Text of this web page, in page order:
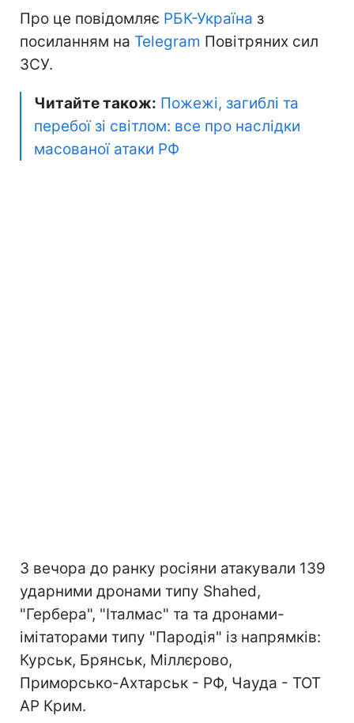
Про це повідомляє РБК-Україна з
посиланням на Telegram Повітряних сил
ЗСУ.
Читайте також: Пожежі, загиблі та
перебої зі світлом: все про наслідки
масованої атаки РФ
З вечора до ранку росіяни атакували 139
ударними дронами типу Shahed,
"Гербера", "Італмас" та та дронами-
імітаторами типу "Пародія" із напрямків:
Курськ, Брянськ, Міллєрово,
Приморсько-Ахтарськ - РФ, Чауда - ТОТ
АР Крим.